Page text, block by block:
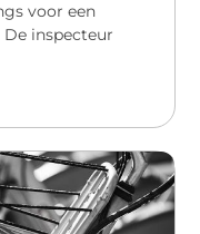
voor een
inspecteur